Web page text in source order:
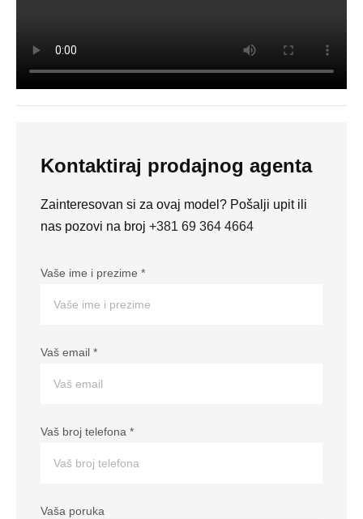
Kontaktiraj prodajnog agenta
Zainteresovan si za ovaj model? Pošalji upit ili
nas pozovi na broj +381 69 364 4664
Vaše ime i prezime *
Vaš email *
Vaš broj telefona *
Vaša poruka